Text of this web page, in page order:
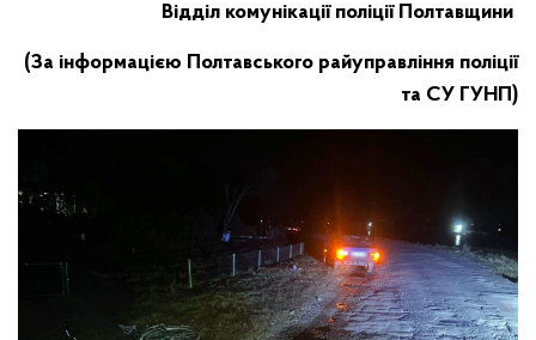
Відділ комунікації поліції Полтавщини
(За інформацією Полтавського райуправління поліції
та СУ ГУНП)